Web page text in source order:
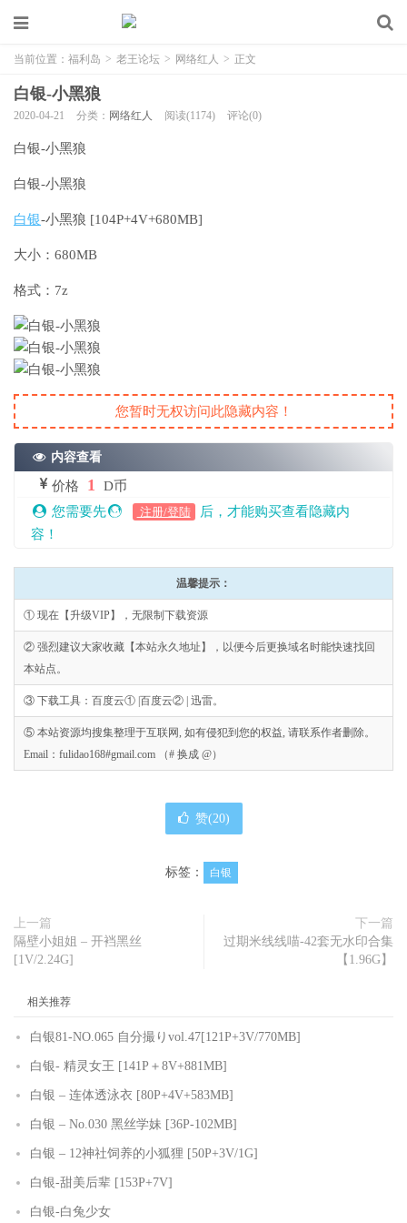
当前位置： 福利岛 > 老王论坛 > 网络红人 > 正文
白银-小黑狼
2020-04-21 分类： 网络红人 阅读(1174) 评论(0)
白银-小黑狼
白银-小黑狼
白银-小黑狼 [104P+4V+680MB]
大小：680MB
格式：7z
您暂时无权访问此隐藏内容！
内容查看
价格 1
D币
您需要先
注册/登陆
后，才能购买查看隐藏内
容！
温馨提示：
① 现在【升级VIP】，无限制下载资源
② 强烈建议大家收藏【本站永久地址】，以便今后更换域名时能快速找回
本站点。
③ 下载工具：百度云① |百度云② | 迅雷。
⑤ 本站资源均搜集整理于互联网, 如有侵犯到您的权益, 请联系作者删除。
Email：fulidao168#gmail.com （# 换成 @）
赞(20)
标签： 白银
上一篇
隔壁小姐姐 – 开裆黑丝
[1V/2.24G]
下一篇
过期米线线喵-42套无水印合集
【1.96G】
相关推荐
白银81-NO.065 自分撮りvol.47[121P+3V/770MB]
白银- 精灵女王 [141P＋8V+881MB]
白银 – 连体透泳衣 [80P+4V+583MB]
白银 – No.030 黑丝学妹 [36P-102MB]
白银 – 12神社饲养的小狐狸 [50P+3V/1G]
白银-甜美后辈 [153P+7V]
白银-白兔少女